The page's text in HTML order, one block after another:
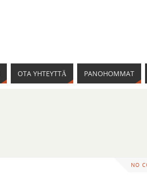
OTA YHTEYTTÄ PANOHOMMAT
NO